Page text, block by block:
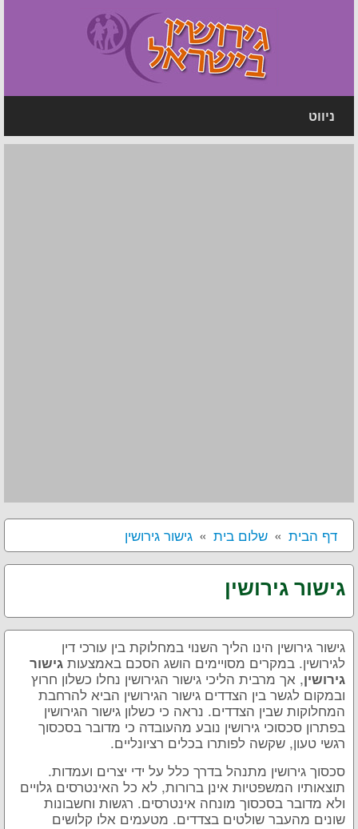
ניווט
דף הבית שלום בית גישור גירושין
גישור גירושין
גישור גירושין הינו הליך השנוי במחלוקת בין עורכי דין
לגירושין. במקרים מסויימים הושג הסכם באמצעות גישור
גירושין, אך מרבית הליכי גישור הגירושין נחלו כשלון חרוץ
ובמקום לגשר בין הצדדים גישור הגירושין הביא להרחבת
המחלוקות שבין הצדדים. נראה כי כשלון גישור הגירושין
בפתרון סכסוכי גירושין נובע מהעובדה כי מדובר בסכסוך
רגשי טעון, שקשה לפותרו בכלים רציונליים.
סכסוך גירושין מתנהל בדרך כלל על ידי יצרים ועמדות.
תוצאותיו המשפטיות אינן ברורות, לא כל האינטרסים גלויים
ולא מדובר בסכסוך מונחה אינטרסים. רגשות וחשבונות
שונים מהעבר שולטים בצדדים. מטעמים אלו קלושים